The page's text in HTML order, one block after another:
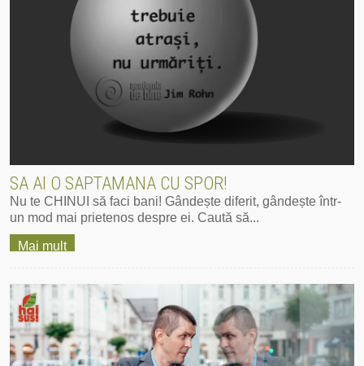
SA AI O SAPTAMANA CU SPOR!
Nu te CHINUI să faci bani! Gândește diferit, gândește într-
un mod mai prietenos despre ei. Caută să...
Mai mult